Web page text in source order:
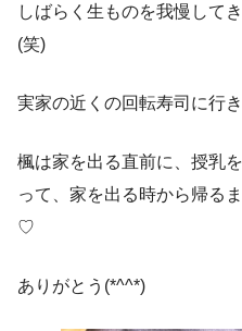
しばらく生ものを我慢して
(笑)
実家の近くの回転寿司に行き
楓は家を出る直前に、授乳
って、家を出る時から帰る
♡
ありがとう(*^^*)